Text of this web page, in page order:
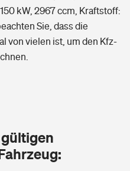
kW, 2967 ccm, Kraftstoff:
Sie, dass die
von vielen ist, um den Kfz-